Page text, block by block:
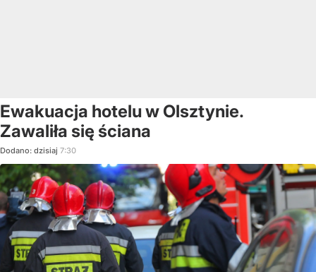
Ewakuacja hotelu w Olsztynie.
Zawaliła się ściana
Dodano: dzisiaj 7:30